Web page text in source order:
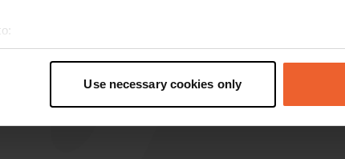
geographical location which can be accurate to within
data is processed and set your preferences in the
Use necessary cookies only